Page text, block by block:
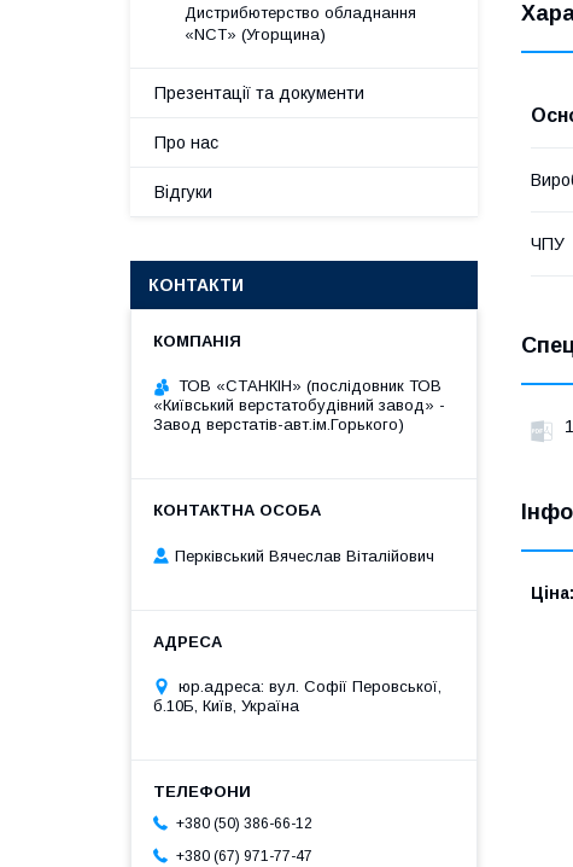
ЧПУ
Ціна:
Дистрибютерство обладнання
«NСТ» (Угорщина)
Презентації та документи
Про нас
Відгуки
КОНТАКТИ
ТОВ «СТАНКІН» (послідовник ТОВ
«Київський верстатобудівний завод» -
Завод верстатів-авт.ім.Горького)
Перківський Вячеслав Віталійович
юр.адреса: вул. Софії Перовської,
б.10Б, Київ, Україна
+380 (50) 386-66-12
+380 (67) 971-77-47